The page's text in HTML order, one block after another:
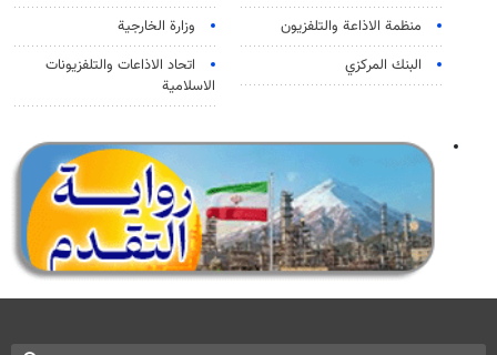
منظمة الاذاعة والتلفزیون
وزارة الخارجية
البنك المركزي
اتحاد الاذاعات والتلفزيونات
الاسلامية